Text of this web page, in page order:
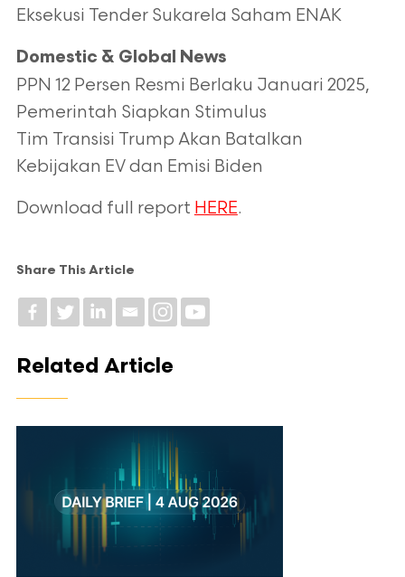
Eksekusi Tender Sukarela Saham ENAK
Domestic & Global News
PPN 12 Persen Resmi Berlaku Januari 2025,
Pemerintah Siapkan Stimulus
Tim Transisi Trump Akan Batalkan
Kebijakan EV dan Emisi Biden
Download full report HERE.
Share This Article
Related Article